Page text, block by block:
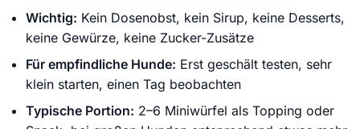
Wichtig: Kein Dosenobst, kein Sirup, keine Desserts,
keine Gewürze, keine Zucker-Zusätze
Für empfindliche Hunde: Erst geschält testen, sehr
klein starten, einen Tag beobachten
Typische Portion: 2–6 Miniwürfel als Topping oder